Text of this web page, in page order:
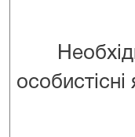
особистісні